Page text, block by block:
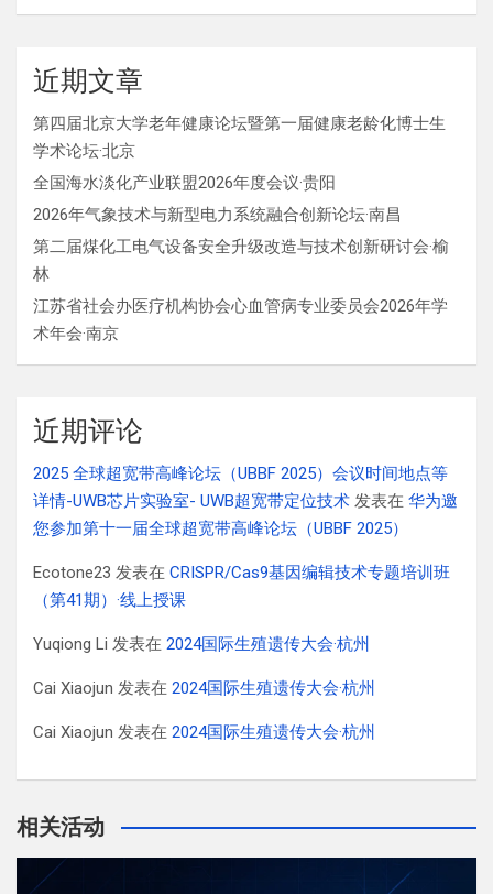
近期文章
第四届北京大学老年健康论坛暨第一届健康老龄化博士生
学术论坛·北京
全国海水淡化产业联盟2026年度会议·贵阳
2026年气象技术与新型电力系统融合创新论坛·南昌
第二届煤化工电气设备安全升级改造与技术创新研讨会·榆
林
江苏省社会办医疗机构协会心血管病专业委员会2026年学
术年会·南京
近期评论
2025 全球超宽带高峰论坛（UBBF 2025）会议时间地点等
详情-UWB芯片实验室- UWB超宽带定位技术 发表在 华为邀
您参加第十一届全球超宽带高峰论坛（UBBF 2025）
Ecotone23 发表在 CRISPR/Cas9基因编辑技术专题培训班
（第41期）·线上授课
Yuqiong Li 发表在 2024国际生殖遗传大会·杭州
Cai Xiaojun 发表在 2024国际生殖遗传大会·杭州
Cai Xiaojun 发表在 2024国际生殖遗传大会·杭州
相关活动